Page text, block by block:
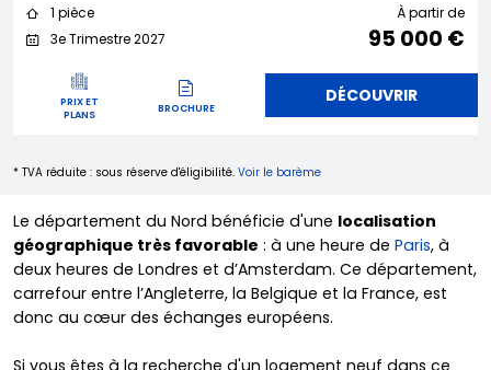
1 pièce
3e Trimestre 2027
À partir de
95 000 €
PRIX ET
PLANS
BROCHURE
DÉCOUVRIR
* TVA réduite : sous réserve d'éligibilité. Voir le barème
Le département du Nord bénéficie d'une localisation
géographique très favorable : à une heure de Paris, à
deux heures de Londres et d’Amsterdam. Ce département,
carrefour entre l’Angleterre, la Belgique et la France, est
donc au cœur des échanges européens.
Si vous êtes à la recherche d'un logement neuf dans ce